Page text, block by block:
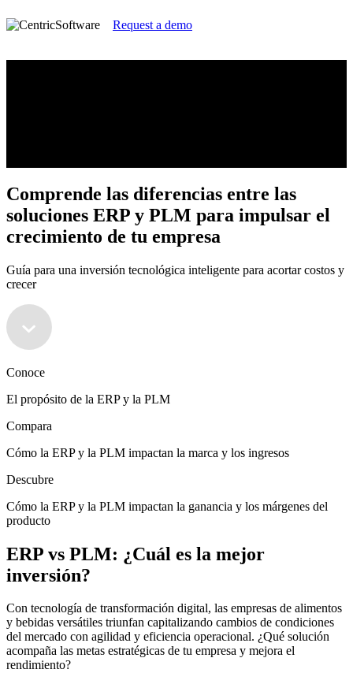
Request a demo
Comprende las diferencias entre las
soluciones ERP y PLM para impulsar el
crecimiento de tu empresa
Guía para una inversión tecnológica inteligente para acortar costos y
crecer
Conoce
El propósito de la ERP y la PLM
Compara
Cómo la ERP y la PLM impactan la marca y los ingresos
Descubre
Cómo la ERP y la PLM impactan la ganancia y los márgenes del
producto
ERP vs PLM: ¿Cuál es la mejor
inversión?
Con tecnología de transformación digital, las empresas de alimentos
y bebidas versátiles triunfan capitalizando cambios de condiciones
del mercado con agilidad y eficiencia operacional. ¿Qué solución
acompaña las metas estratégicas de tu empresa y mejora el
rendimiento?